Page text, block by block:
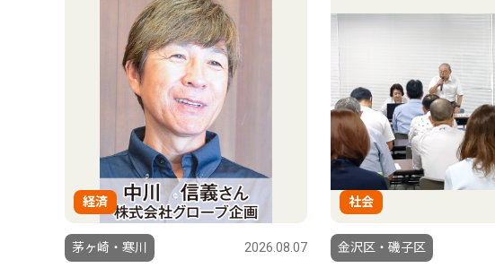
経済
茅ヶ崎・寒川 2026.08.07
社会
金沢区・磯子区